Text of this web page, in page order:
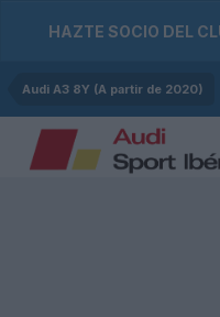
HAZTE SOCIO DEL
Audi A3 8Y (A partir de 2020)